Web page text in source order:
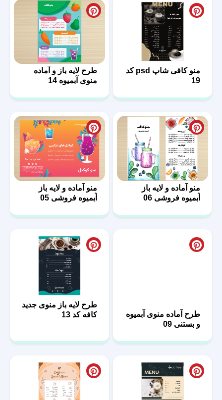
منو کافی شاپ psd کد
19
طرح لایه باز و آماده
منوی آبمیوه 14
منو آماده و لایه باز
آبمیوه فروشی 06
منو آماده و لایه باز
آبمیوه فروشی 05
و بستنی 09
طرح لایه باز منوی جدید
کافه کد 13